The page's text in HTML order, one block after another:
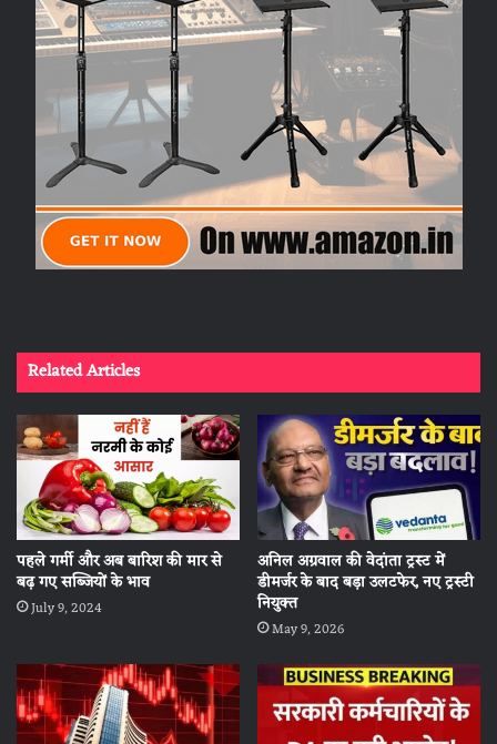
Related Articles
पहले गर्मी और अब बारिश की मार से
बढ़ गए सब्जियों के भाव
July 9, 2024
अनिल अग्रवाल की वेदांता ट्रस्ट में
डीमर्जर के बाद बड़ा उलटफेर, नए ट्रस्टी
नियुक्त
May 9, 2026